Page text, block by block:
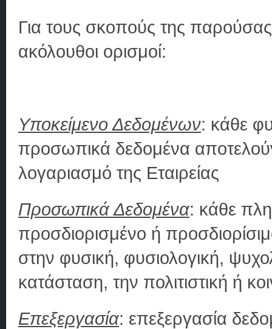
Για τους σκοπούς της
ακόλουθοι ορισμοί:
Υποκείμενο Δεδομένων: κάθε
προσωπικά δεδομένα
λογαριασμό της Εταιρείας
Προσωπικά Δεδομένα: κάθε
προσδιορισμένο ή
στην φυσική, φυσιολογική,
κατάσταση, την πολιτιστική ή
Επεξεργασία: επεξεργασία